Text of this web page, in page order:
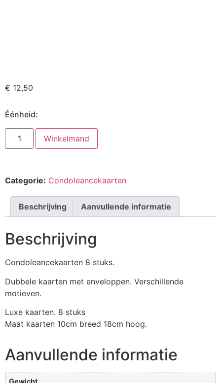
€ 12,50
Éénheid:
Winkelmand
Categorie: Condoleancekaarten
Beschrijving Aanvullende informatie
Beschrijving
Condoleancekaarten 8 stuks.
Dubbele kaarten met enveloppen. Verschillende
motieven.
Luxe kaarten. 8 stuks
Maat kaarten 10cm breed 18cm hoog.
Aanvullende informatie